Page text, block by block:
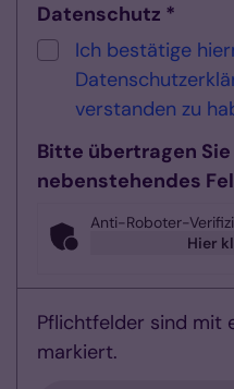
Datenschutz *
Ich bestätige
verstanden zu
Bitte übertragen
nebenstehendes
Anti-Roboter-
Hier
Pflichtfelder sind mit
markiert.